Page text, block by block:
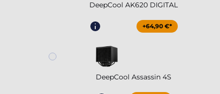
DeepCool AK620 DIGITAL
+64,90 €*
DeepCool Assassin 4S